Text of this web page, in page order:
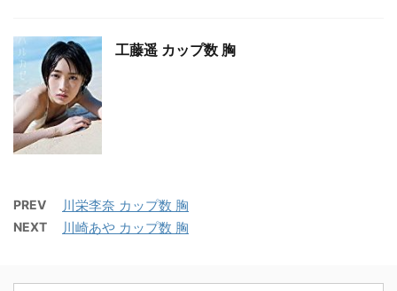
工藤遥 カップ数 胸
PREV 川栄李奈 カップ数 胸
NEXT 川崎あや カップ数 胸